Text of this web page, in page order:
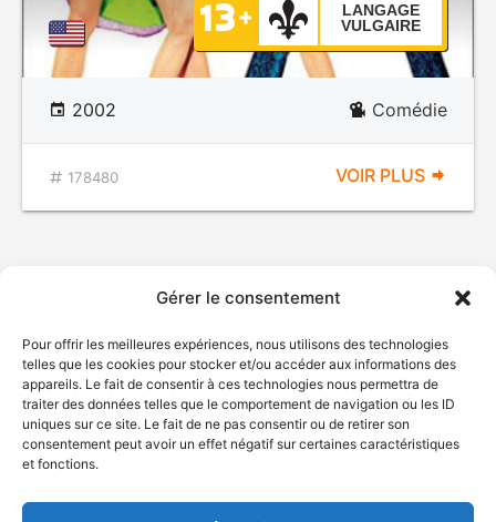
Gérer le consentement
Pour offrir les meilleures expériences, nous utilisons des technologies
telles que les cookies pour stocker et/ou accéder aux informations des
appareils. Le fait de consentir à ces technologies nous permettra de
traiter des données telles que le comportement de navigation ou les ID
uniques sur ce site. Le fait de ne pas consentir ou de retirer son
consentement peut avoir un effet négatif sur certaines caractéristiques
et fonctions.
LANGAGE
VULGAIRE
2002 Comédie
178480 VOIR PLUS
© Gouvernement du Québec, 2026
Plan du site